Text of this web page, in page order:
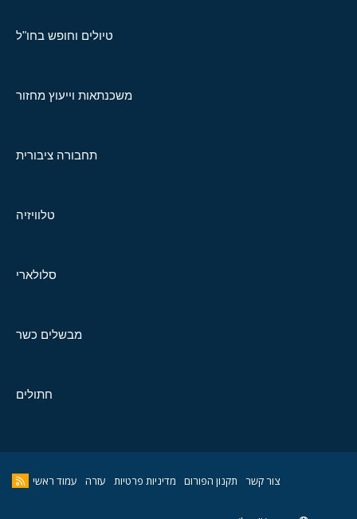
טיולים וחופש בחו"ל
משכנתאות וייעוץ מחזור
תחבורה ציבורית
טלוויזיה
סלולארי
מבשלים כשר
חתולים
צור קשר תקנון הפורום מדיניות פרטיות עזרה עמוד ראשי